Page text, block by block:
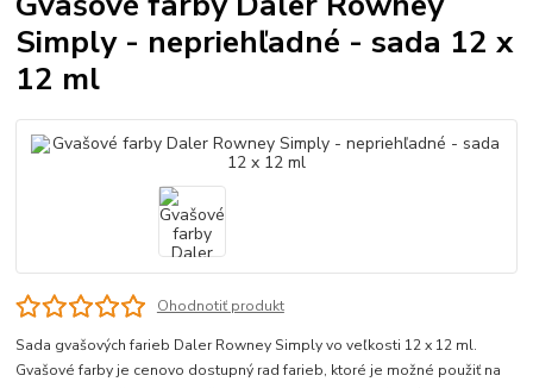
Simply - nepriehľadné - sada 12 x
12 ml
Ohodnotiť produkt
Sada gvašových farieb Daler Rowney Simply vo veľkosti 12 x 12 ml.
Gvašové farby je cenovo dostupný rad farieb, ktoré je možné použiť na